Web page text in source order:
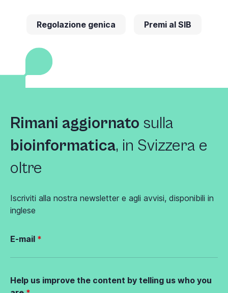
Regolazione genica Premi al SIB
Rimani aggiornato sulla
bioinformatica, in Svizzera e
oltre
Iscriviti alla nostra newsletter e agli avvisi, disponibili in
inglese
E-mail
Help us improve the content by telling us who you